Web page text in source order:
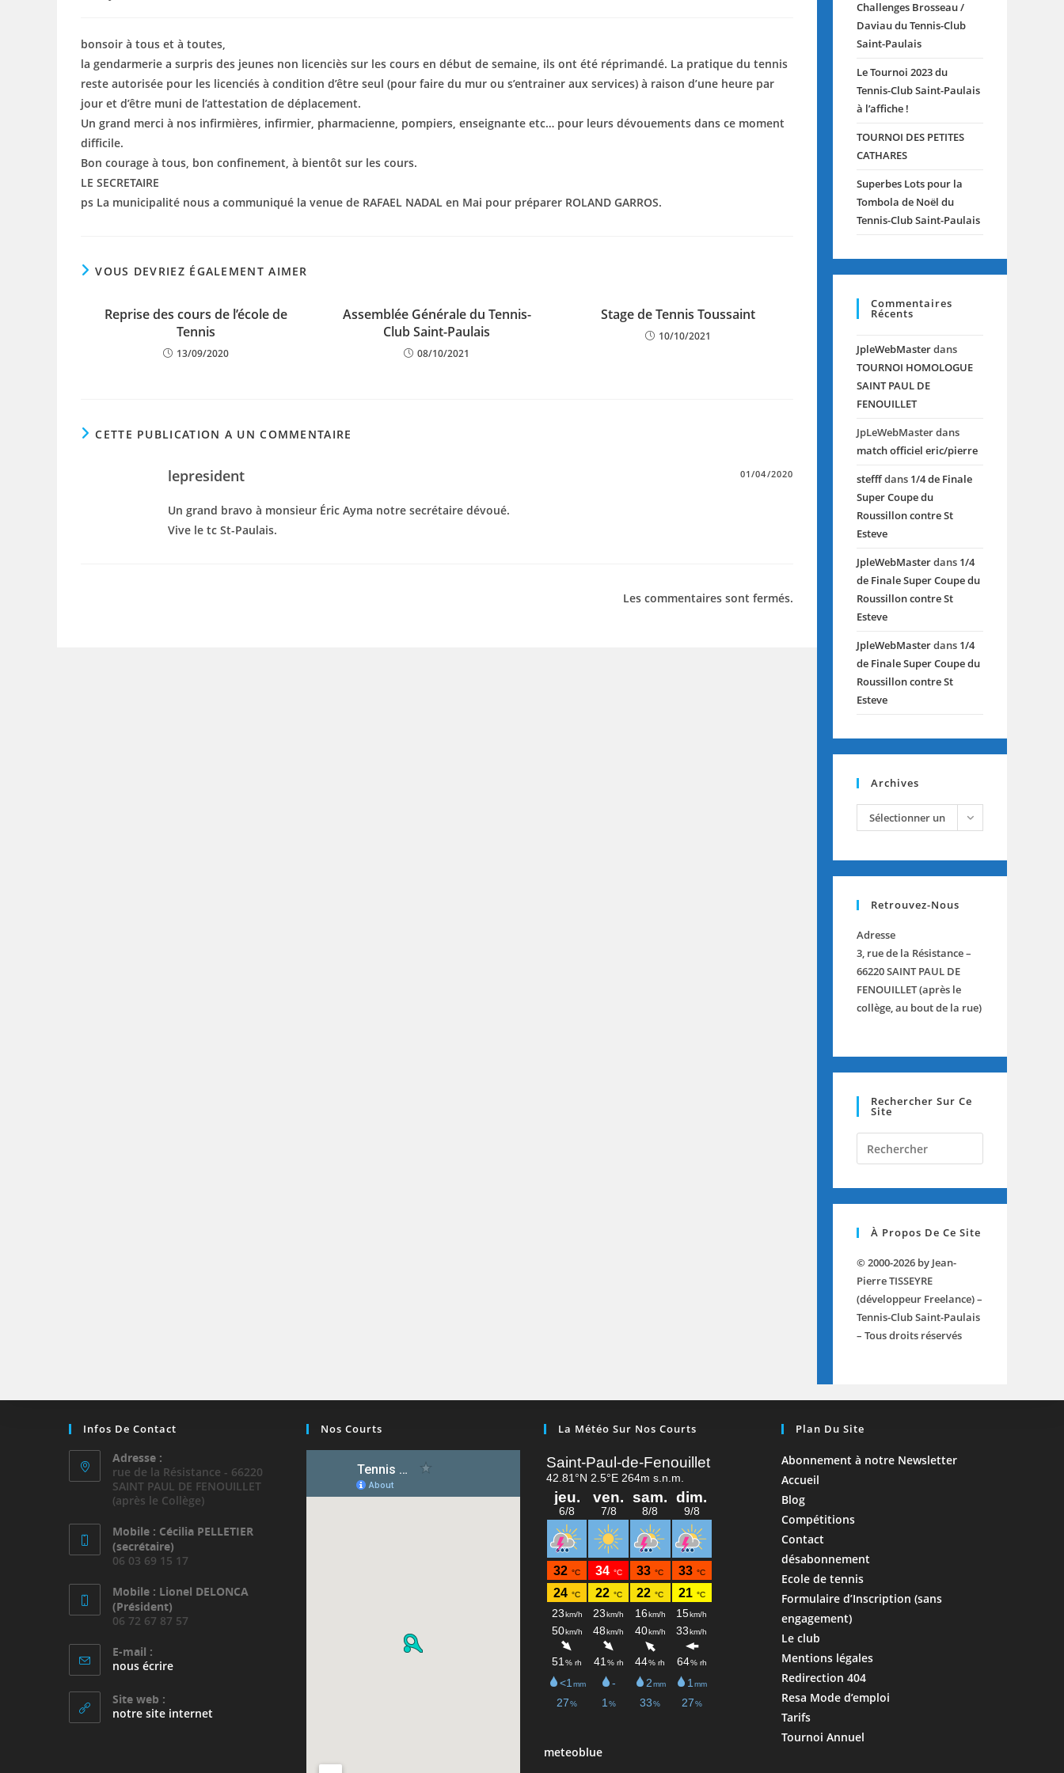
publication :
bonsoir à tous et à toutes,
la gendarmerie a surpris des jeunes non licenciès sur les cours en début de semaine, ils ont été réprimandé. La pratique du tennis
reste autorisée pour les licenciés à condition d’être seul (pour faire du mur ou s’entrainer aux services) à raison d’une heure par
jour et d’être muni de l’attestation de déplacement.
Un grand merci à nos infirmières, infirmier, pharmacienne, pompiers, enseignante etc… pour leurs dévouements dans ce moment
difficile.
Bon courage à tous, bon confinement, à bientôt sur les cours.
LE SECRETAIRE
ps La municipalité nous a communiqué la venue de RAFAEL NADAL en Mai pour préparer ROLAND GARROS.
VOUS DEVRIEZ ÉGALEMENT AIMER
Reprise des cours de l’école de
Tennis
13/09/2020
Assemblée Générale du Tennis-
Club Saint-Paulais
08/10/2021
Stage de Tennis Toussaint
10/10/2021
CETTE PUBLICATION A UN COMMENTAIRE
lepresident 01/04/2020
Un grand bravo à monsieur Éric Ayma notre secrétaire dévoué.
Vive le tc St-Paulais.
Les commentaires sont fermés.
Challenges Brosseau /
Daviau du Tennis-Club
Saint-Paulais
Le Tournoi 2023 du
Tennis-Club Saint-Paulais
à l’affiche !
TOURNOI DES PETITES
CATHARES
Superbes Lots pour la
Tombola de Noël du
Tennis-Club Saint-Paulais
Commentaires
Récents
JpleWebMasterdans
TOURNOI HOMOLOGUE
SAINT PAUL DE
FENOUILLET
JpLeWebMasterdans
match officiel eric/pierre
stefffdans 1/4 de Finale
Super Coupe du
Roussillon contre St
Esteve
JpleWebMasterdans 1/4
de Finale Super Coupe du
Roussillon contre St
Esteve
JpleWebMasterdans 1/4
de Finale Super Coupe du
Roussillon contre St
Esteve
Archives
archives
Sélectionner un
Retrouvez-Nous
Adresse
3, rue de la Résistance –
66220 SAINT PAUL DE
FENOUILLET (après le
collège, au bout de la rue)
Rechercher Sur Ce
Site
Escape
close
À Propos De Ce Site
© 2000-2026 by Jean-
Pierre TISSEYRE
(développeur Freelance) –
Tennis-Club Saint-Paulais
– Tous droits réservés
Infos De Contact
Adresse :
rue de la Résistance - 66220
SAINT PAUL DE FENOUILLET
(après le Collège)
Mobile : Cécilia PELLETIER
(secrétaire)
06 03 69 15 17
Mobile : Lionel DELONCA
(Président)
06 72 67 87 57
E-mail :
nous écrireS’ouvre
application
Site web :
notre site internet
Nos Courts La Météo Sur Nos Courts
meteoblue
Plan Du Site
Abonnement à notre Newsletter
Accueil
Blog
Compétitions
Contact
désabonnement
Ecole de tennis
Formulaire d’Inscription (sans
engagement)
Le club
Mentions légales
Redirection 404
Resa Mode d’emploi
Tarifs
Tournoi Annuel